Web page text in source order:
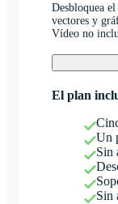
Desbloquea
vectores y
Vídeo no
El plan
Un
Sin
Sin